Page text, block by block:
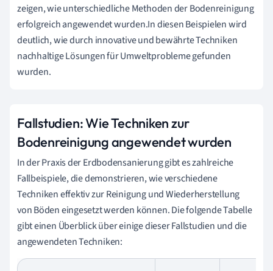
zeigen, wie unterschiedliche Methoden der Bodenreinigung
erfolgreich angewendet wurden.In diesen Beispielen wird
deutlich, wie durch innovative und bewährte Techniken
nachhaltige Lösungen für Umweltprobleme gefunden
wurden.
Fallstudien: Wie Techniken zur
Bodenreinigung angewendet wurden
In der Praxis der Erdbodensanierung gibt es zahlreiche
Fallbeispiele, die demonstrieren, wie verschiedene
Techniken effektiv zur Reinigung und Wiederherstellung
von Böden eingesetzt werden können. Die folgende Tabelle
gibt einen Überblick über einige dieser Fallstudien und die
angewendeten Techniken: